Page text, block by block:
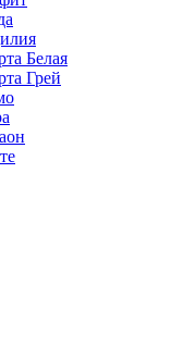
Белая
Грей